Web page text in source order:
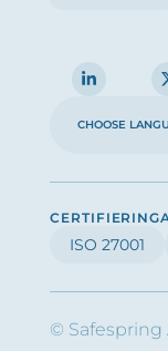
CHOOSE
ISO 27001
© Safespring